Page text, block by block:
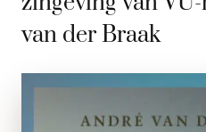
van der Braak